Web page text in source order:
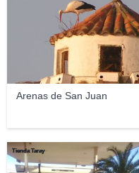
Arenas de San Juan
Tienda Taray